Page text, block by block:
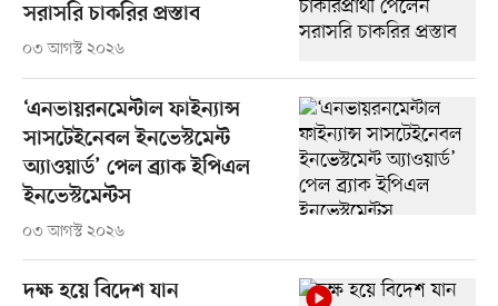
সরাসরি চাকরির প্রস্তাব
০৩ আগস্ট ২০২৬
‘এনভায়রনমেন্টাল ফাইন্যান্স
সাসটেইনেবল ইনভেস্টমেন্ট
অ্যাওয়ার্ড’ পেল ব্র্যাক ইপিএল
ইনভেস্টমেন্টস
০৩ আগস্ট ২০২৬
দক্ষ হয়ে বিদেশ যান